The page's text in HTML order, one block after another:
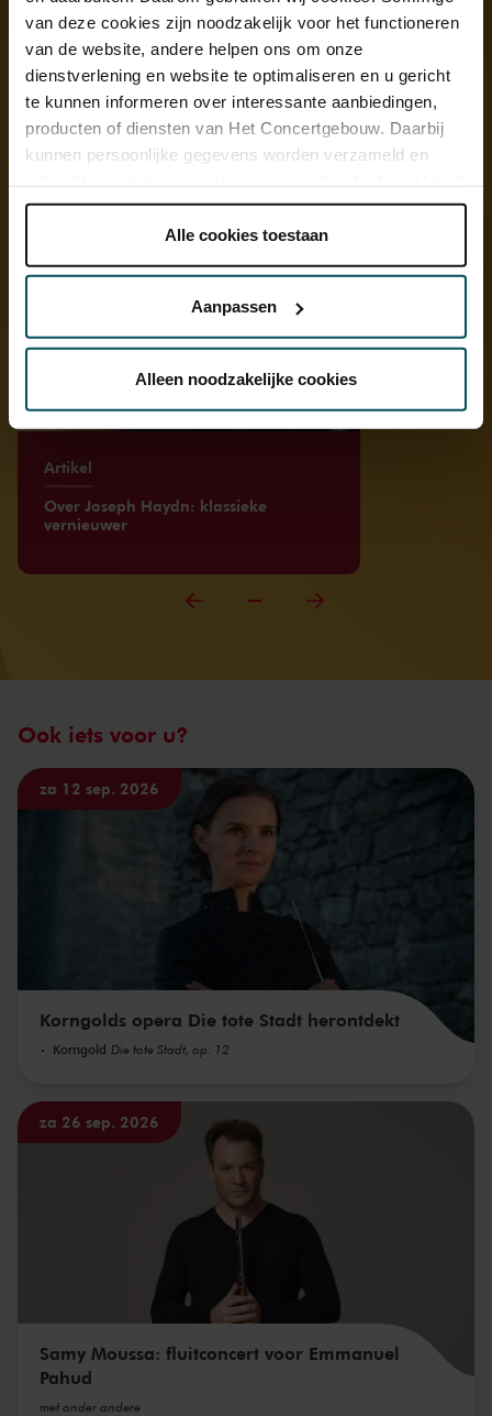
van deze cookies zijn noodzakelijk voor het functioneren
van de website, andere helpen ons om onze
dienstverlening en website te optimaliseren en u gericht
te kunnen informeren over interessante aanbiedingen,
producten of diensten van Het Concertgebouw. Daarbij
kunnen persoonlijke gegevens worden verzameld en
onder 'aanpassen' zelf welke cookies wij mogen
Lees onze cookieverklaring hier. Lees onze
Via decookieverklaringop onze website kunt u uw
kunnen ontvangen en verwerken.
Alle cookies toestaan
Aanpassen
Alleen noodzakelijke cookies
Ontdek meer
Artikel
Over Joseph Haydn: klassieke
vernieuwer
Ook iets voor u?
za 12 sep. 2026
Korngolds opera Die tote Stadt herontdekt
Korngold Die tote Stadt, op. 12
za 26 sep. 2026
Samy Moussa: fluitconcert voor Emmanuel
Pahud
met onder andere